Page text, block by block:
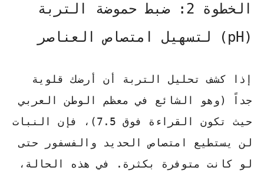
الخطوة 2: ضبط حموضة التربة
(pH) لتسهيل امتصاص العناصر
إذا كشف تحليل التربة أن أرضك قلوية
جداً (وهو الشائع في معظم الوطن العربي
حيث تكون القراءة فوق 7.5)، فإن النبات
لن يستطيع امتصاص الحديد والفسفور حتى
لو كانت متوفرة بكثرة. في هذه الحالة،